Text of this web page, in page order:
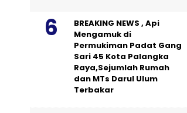
BREAKING NEWS , Api
Mengamuk di
Permukiman Padat Gang
Sari 45 Kota Palangka
Raya,Sejumlah Rumah
dan MTs Darul Ulum
Terbakar